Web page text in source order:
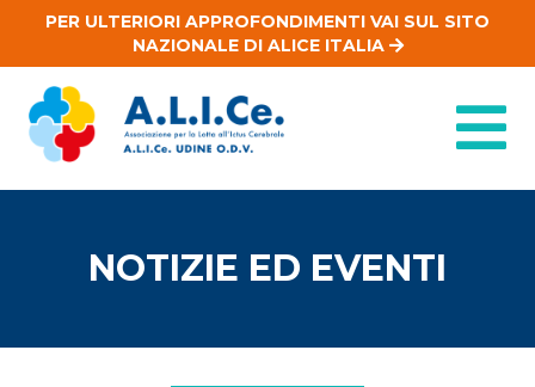
PER ULTERIORI APPROFONDIMENTI VAI SUL SITO
NAZIONALE DI ALICE ITALIA
NOTIZIE ED EVENTI